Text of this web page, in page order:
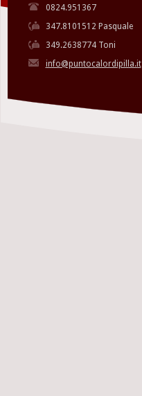
0824.951367
347.8101512 Pasquale
349.2638774 Toni
info@puntocalordipilla.it